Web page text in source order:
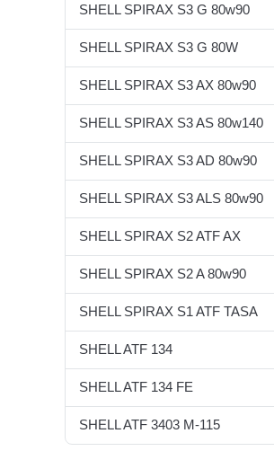
SHELL SPIRAX S3 G 80w90
SHELL SPIRAX S3 G 80W
SHELL SPIRAX S3 AX 80w90
SHELL SPIRAX S3 AS 80w140
SHELL SPIRAX S3 AD 80w90
SHELL SPIRAX S3 ALS 80w90
SHELL SPIRAX S2 ATF AX
SHELL SPIRAX S2 A 80w90
SHELL SPIRAX S1 ATF TASA
SHELL ATF 134
SHELL ATF 134 FE
SHELL ATF 3403 M-115